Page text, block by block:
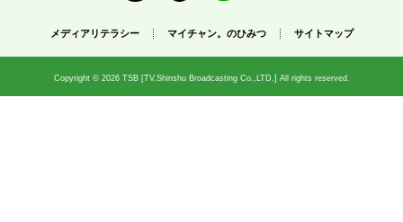
メディアリテラシー マイチャン。のひみつ サイトマップ
Copyright © 2026 TSB [TV.Shinshu Broadcasting Co.,LTD.] All rights reserved.